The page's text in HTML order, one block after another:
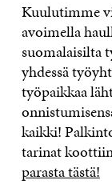
Kuulutimme
avoimella
suomalaisilta
yhdessä
työpaikkaa
kaikki!
tarinat
parasta tästä!